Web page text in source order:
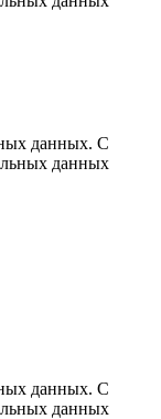
данных. С
данных
данных. С
данных